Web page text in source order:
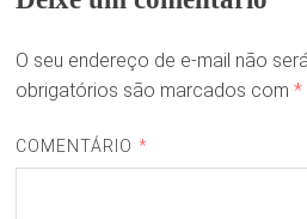
O seu endereço de e-mail não
obrigatórios são marcados com *
COMENTÁRIO *